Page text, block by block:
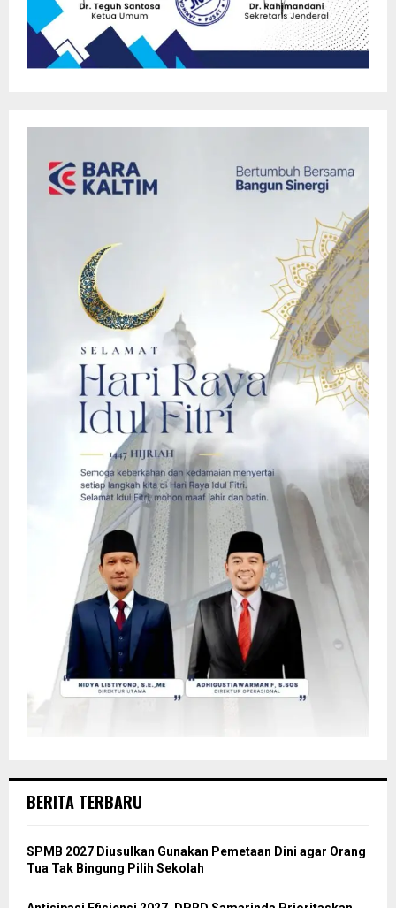
BERITA TERBARU
SPMB 2027 Diusulkan Gunakan Pemetaan Dini agar Orang
Tua Tak Bingung Pilih Sekolah